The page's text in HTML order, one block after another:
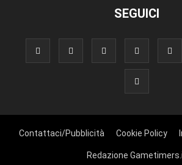
SEGUICI
Contattaci/Pubblicità Cookie Policy
Redazione